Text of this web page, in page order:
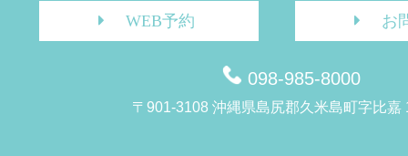
WEB予約 お
098-985-8000
〒901-3108 沖縄県島尻郡久米島町字比嘉